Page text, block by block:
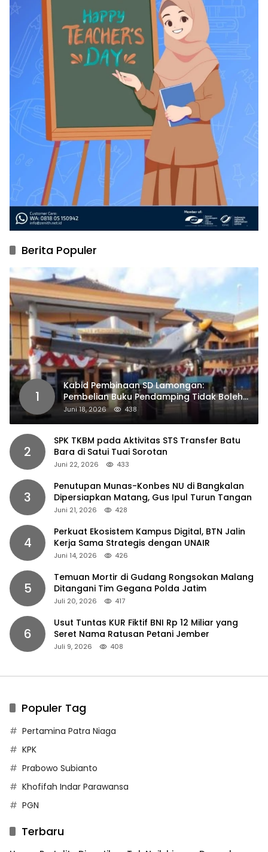
Berita Populer
1
Kabid Pembinaan SD Lamongan:
Pembelian Buku Pendamping Tidak Boleh
Dipaksakan
Juni 18, 2026 438
2
SPK TKBM pada Aktivitas STS Transfer Batu
Bara di Satui Tuai Sorotan
Juni 22, 2026 433
3
Penutupan Munas-Konbes NU di Bangkalan
Dipersiapkan Matang, Gus Ipul Turun Tangan
Juni 21, 2026 428
4
Perkuat Ekosistem Kampus Digital, BTN Jalin
Kerja Sama Strategis dengan UNAIR
Juni 14, 2026 426
5
Temuan Mortir di Gudang Rongsokan Malang
Ditangani Tim Gegana Polda Jatim
Juli 20, 2026 417
6
Usut Tuntas KUR Fiktif BNI Rp 12 Miliar yang
Seret Nama Ratusan Petani Jember
Juli 9, 2026 408
Populer Tag
Pertamina Patra Niaga
KPK
Prabowo Subianto
Khofifah Indar Parawansa
PGN
Terbaru